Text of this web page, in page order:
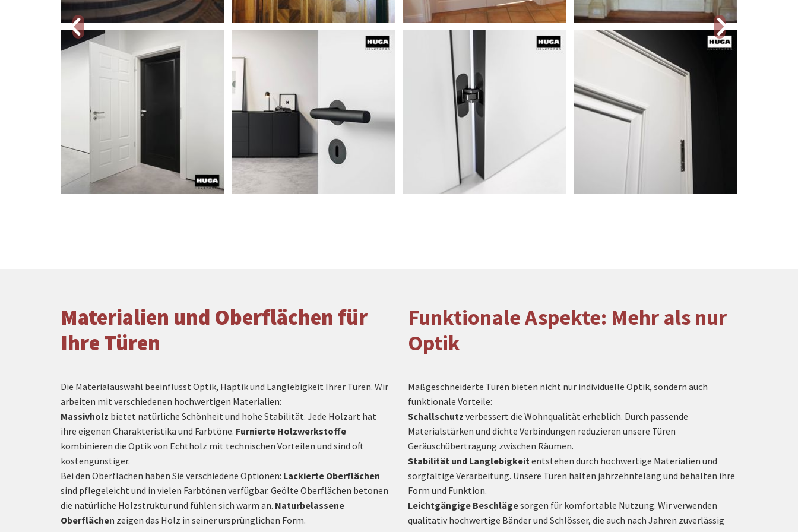
Materialien und Oberflächen für
Ihre Türen
Die Materialauswahl beeinflusst Optik, Haptik und Langlebigkeit Ihrer Türen. Wir
arbeiten mit verschiedenen hochwertigen Materialien:
Massivholz bietet natürliche Schönheit und hohe Stabilität. Jede Holzart hat
ihre eigenen Charakteristika und Farbtöne. Furnierte Holzwerkstoffe
kombinieren die Optik von Echtholz mit technischen Vorteilen und sind oft
kostengünstiger.
Bei den Oberflächen haben Sie verschiedene Optionen: Lackierte Oberflächen
sind pflegeleicht und in vielen Farbtönen verfügbar. Geölte Oberflächen betonen
die natürliche Holzstruktur und fühlen sich warm an. Naturbelassene
Oberflächen zeigen das Holz in seiner ursprünglichen Form.
Funktionale Aspekte: Mehr als nur
Optik
Maßgeschneiderte Türen bieten nicht nur individuelle Optik, sondern auch
funktionale Vorteile:
Schallschutz verbessert die Wohnqualität erheblich. Durch passende
Materialstärken und dichte Verbindungen reduzieren unsere Türen
Geräuschübertragung zwischen Räumen.
Stabilität und Langlebigkeit entstehen durch hochwertige Materialien und
sorgfältige Verarbeitung. Unsere Türen halten jahrzehntelang und behalten ihre
Form und Funktion.
Leichtgängige Beschlägesorgen für komfortable Nutzung. Wir verwenden
qualitativ hochwertige Bänder und Schlösser, die auch nach Jahren zuverlässig